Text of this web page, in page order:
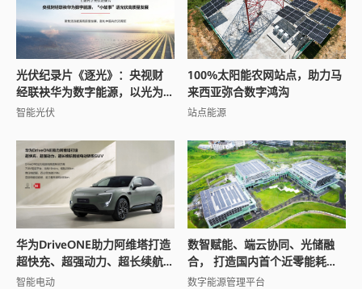
光伏纪录片《逐光》：央视财
经联袂华为数字能源，以光为
引讲述全球能源变革之路
智能光伏
100%太阳能农网站点，助力马
来西亚弥合数字鸿沟
站点能源
华为DriveONE助力阿维塔打造
超快充、超强动力、超长续航
智能电动轿跑SUV
智能电动
数智赋能、端云协同、光储融
合， 打造国内首个近零能耗场
馆
数字能源管理平台